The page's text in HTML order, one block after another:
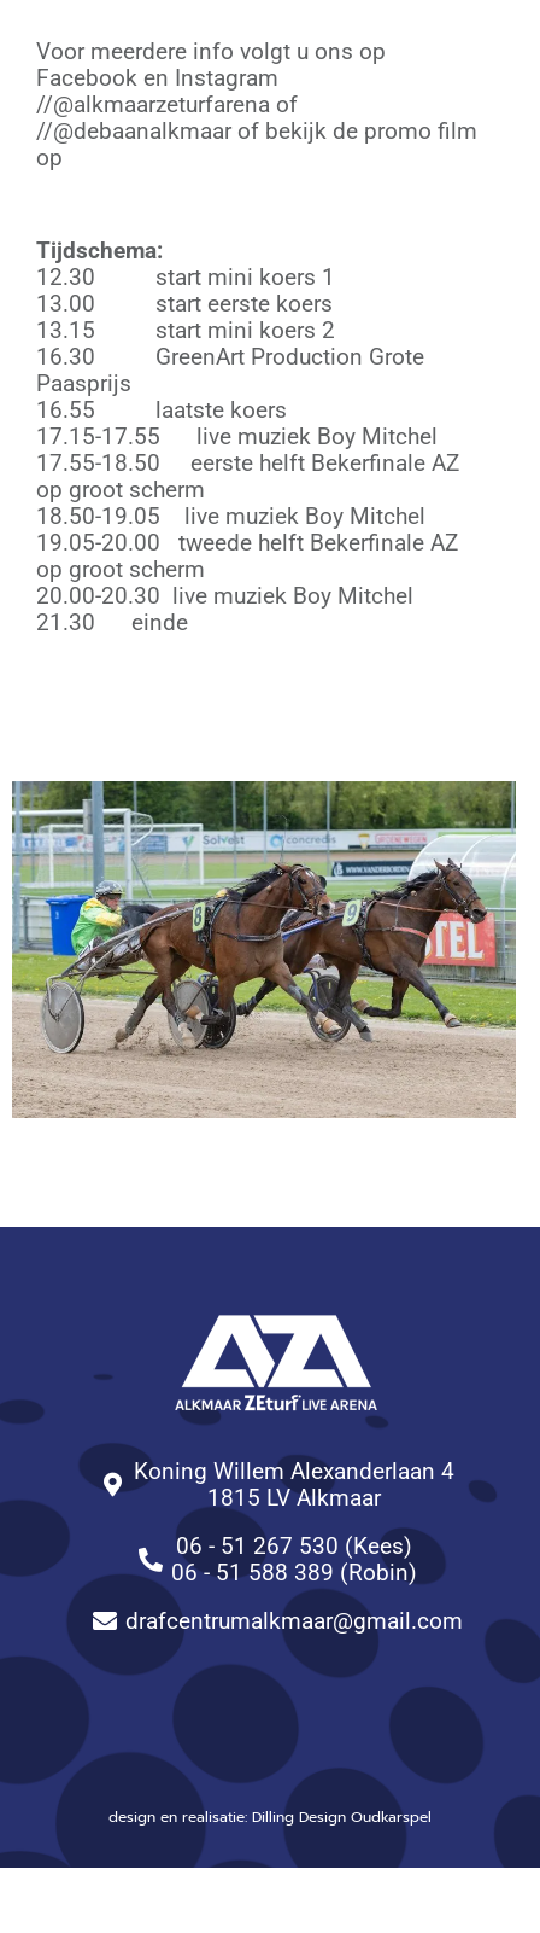
Voor meerdere info volgt u ons op
Facebook en Instagram
//@alkmaarzeturfarena of
//@debaanalkmaar of bekijk de promo film
op
Tijdschema:
12.30 start mini koers 1
13.00 start eerste koers
13.15 start mini koers 2
16.30 GreenArt Production Grote
Paasprijs
16.55 laatste koers
17.15-17.55 live muziek Boy Mitchel
17.55-18.50 eerste helft Bekerfinale AZ
op groot scherm
18.50-19.05 live muziek Boy Mitchel
19.05-20.00 tweede helft Bekerfinale AZ
op groot scherm
20.00-20.30 live muziek Boy Mitchel
21.30 einde
Koning Willem Alexanderlaan 4
1815 LV Alkmaar
06 - 51 267 530 (Kees)
06 - 51 588 389 (Robin)
drafcentrumalkmaar@gmail.com
design en realisatie: Dilling Design Oudkarspel